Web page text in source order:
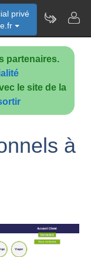
partenaires.
le site de la
privé
à